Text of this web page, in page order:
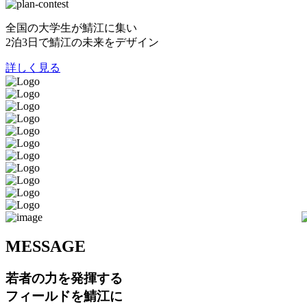
全国の大学生が鯖江に集い
2泊3日で鯖江の未来をデザイン
詳しく見る
MESSAGE
若者の力を発揮する
フィールドを鯖江に